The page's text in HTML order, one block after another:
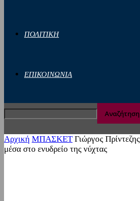
ΠΟΛΙΤΙΚΗ
ΕΠΙΚΟΙΝΩΝΙΑ
Αρχική ΜΠΑΣΚΕΤ Γιώργος
μέσα στο ενυδρείο της νύχτας